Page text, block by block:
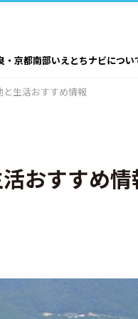
・京都南部いえとちナビについ
生活おすすめ情報
おすすめ情